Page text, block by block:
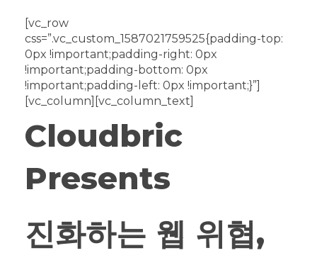
[vc_row
css=”.vc_custom_1587021759525{padding-top:
0px !important;padding-right: 0px
!important;padding-bottom: 0px
!important;padding-left: 0px !important;}”]
[vc_column][vc_column_text]
Cloudbric
Presents
진화하는 웹 위협,